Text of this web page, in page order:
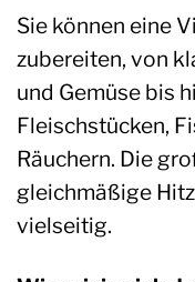
Sie können eine
zubereiten, von
und Gemüse bis
Fleischstücken,
Räuchern. Die
gleichmäßige
vielseitig.